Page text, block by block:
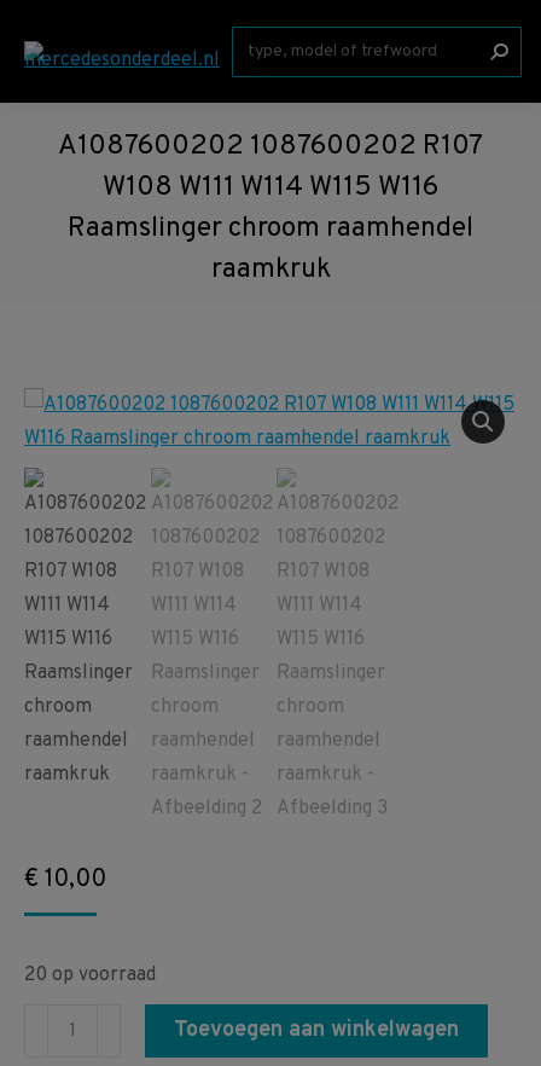
Zoeken:
A1087600202 1087600202 R107
W108 W111 W114 W115 W116
Raamslinger chroom raamhendel
raamkruk
€ 10,00
20 op voorraad
A1087600202
Toevoegen aan winkelwagen